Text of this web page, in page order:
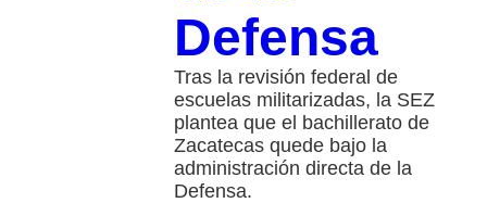
Defensa
Tras la revisión federal de
escuelas militarizadas, la SEZ
plantea que el bachillerato de
Zacatecas quede bajo la
administración directa de la
Defensa.